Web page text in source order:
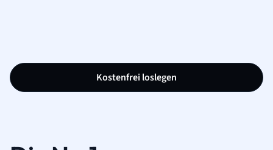
Kostenfrei loslegen